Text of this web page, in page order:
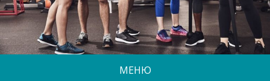
МЕНЮ